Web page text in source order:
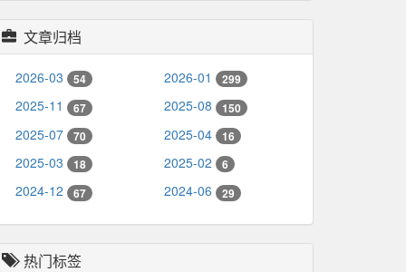
文章归档
2026-03 54 2026-01 299
2025-11 67 2025-08 150
2025-07 70 2025-04 16
2025-03 18 2025-02 6
2024-12 67 2024-06 29
热门标签